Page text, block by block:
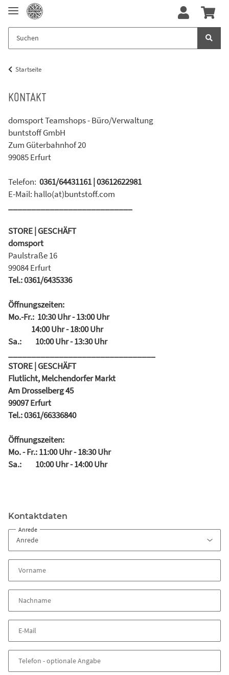
Startseite
KONTAKT
domsport Teamshops - Büro/Verwaltung
buntstoff GmbH
Zum Güterbahnhof 20
99085 Erfurt
Telefon: 0361/64431161 | 03612622981
E-Mail: hallo(at)buntstoff.com
STORE | GESCHÄFT
domsport
Paulstraße 16
99084 Erfurt
Tel.: 0361/6435336
Öffnungszeiten:
Mo.-Fr.: 10:30 Uhr - 13:00 Uhr
14:00 Uhr - 18:00 Uhr
Sa.: 10:00 Uhr - 13:30 Uhr
STORE | GESCHÄFT
Flutlicht, Melchendorfer Markt
Am Drosselberg 45
99097 Erfurt
Tel.: 0361/66336840
Öffnungszeiten:
Mo. - Fr.: 11:00 Uhr - 18:30 Uhr
Sa.: 10:00 Uhr - 14:00 Uhr
Kontaktdaten
Anrede
Vorname
Nachname
E-Mail
Telefon - optionale Angabe